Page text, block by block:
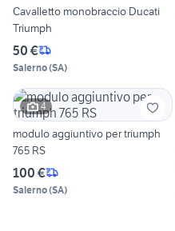
Cavalletto monobraccio Ducati
Triumph
50 €
Salerno(SA)
4
modulo aggiuntivo per triumph
765 RS
100 €
Salerno(SA)